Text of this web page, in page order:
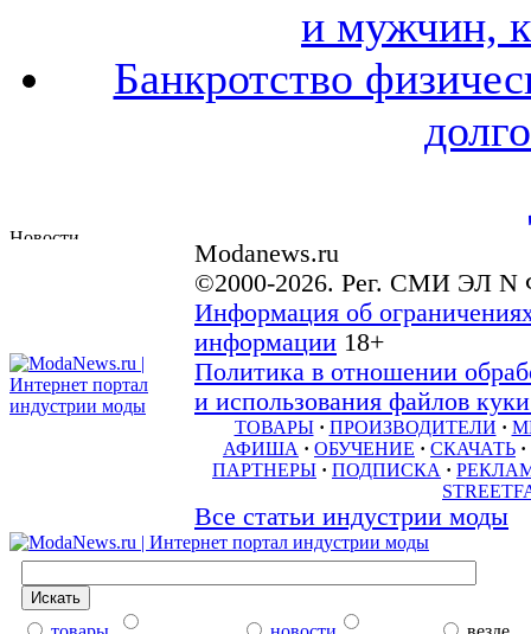
и мужчин,
Банкротство
Modanews.ru
©2000-2026. Рег. СМИ ЭЛ N
Информация об
информации 18+
Политика в отношении
и использования файлов
ТОВАРЫ · ПРОИЗВОДИТЕЛИ ·
АФИША · ОБУЧЕНИЕ · СКАЧАТЬ ·
ПАРТНЕРЫ · ПОДПИСКА ·
Все статьи индустрии моды